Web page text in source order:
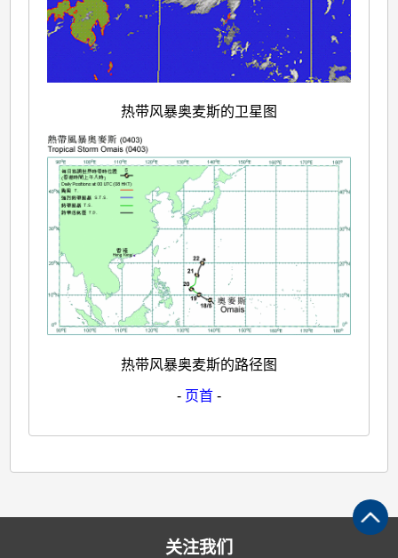
热带风暴奥麦斯的卫星图
热带风暴奥麦斯的路径图
- 页首 -
关注我们